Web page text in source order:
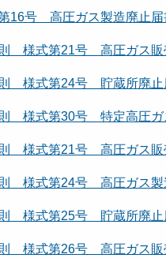
号 高圧ガス製造廃止届
様式第21号 高圧ガス販
様式第24号 貯蔵所廃止
様式第30号 特定高圧ガ
様式第21号 高圧ガス販
様式第24号 高圧ガス製
様式第25号 貯蔵所廃止
様式第26号 高圧ガス販